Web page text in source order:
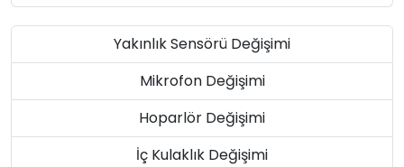
Yakınlık Sensörü Değişimi
Mikrofon Değişimi
Hoparlör Değişimi
İç Kulaklık Değişimi